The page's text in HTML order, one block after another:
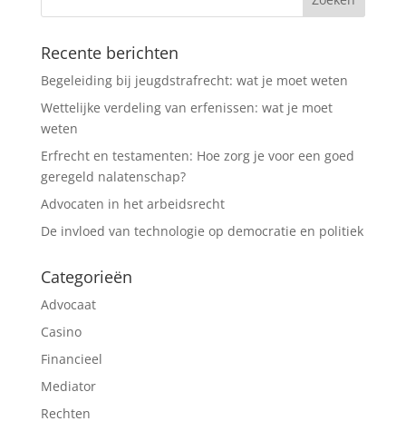
Recente berichten
Begeleiding bij jeugdstrafrecht: wat je moet weten
Wettelijke verdeling van erfenissen: wat je moet
weten
Erfrecht en testamenten: Hoe zorg je voor een goed
geregeld nalatenschap?
Advocaten in het arbeidsrecht
De invloed van technologie op democratie en politiek
Categorieën
Advocaat
Casino
Financieel
Mediator
Rechten